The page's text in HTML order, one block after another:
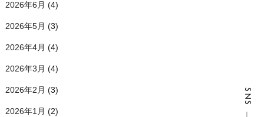
SNS
2026年6月 (4)
2026年5月 (3)
2026年4月 (4)
2026年3月 (4)
2026年2月 (3)
2026年1月 (2)